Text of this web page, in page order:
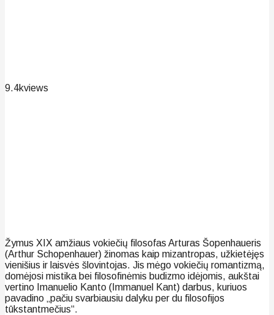
9.4kviews
Žymus XIX amžiaus vokiečių filosofas Arturas Šopenhaueris
(Arthur Schopenhauer) žinomas kaip mizantropas, užkietėjęs
vienišius ir laisvės šlovintojas. Jis mėgo vokiečių romantizmą,
domėjosi mistika bei filosofinėmis budizmo idėjomis, aukštai
vertino Imanuelio Kanto (Immanuel Kant) darbus, kuriuos
pavadino „pačiu svarbiausiu dalyku per du filosofijos
tūkstantmečius“.